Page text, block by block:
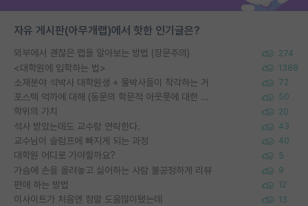
자유 게시판(아무개랩)에서 핫한 인기글은?
외부에서 괜찮은 랩을 알아보는 방법 (장문주의) 274
<대학원에 입학하는 법> 1388
소재분야 석박사 대학원생 + 물박사들이 착각하는 거 72
포스텍 억까에 대해 (동문의 학문적 아웃풋에 대한 반박) 50
학위의 가치 20
석사 받았는데도 교수랑 연락한다. 43
교수님이 슬럼프에 빠지게 되는 과정 40
대학원 어디로 가야할까요? 5
가슴에 손을 올려놓고 싫어하는 사람 불공정하게 리뷰 9
편애 하는 방법 12
이사이트가 처음엔 정말 도움많이됐는데 13